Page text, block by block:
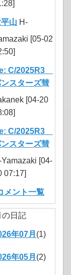
山 H-
[05-02
C/2025R3
スターズ彗
[04-20
C/2025R3
スターズ彗
Yamazaki [04-
07:17]
メント一覧
の日記
年07月 (1)
年05月 (2)